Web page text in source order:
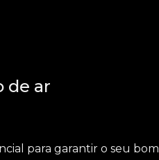
de ar
para garantir o seu bom